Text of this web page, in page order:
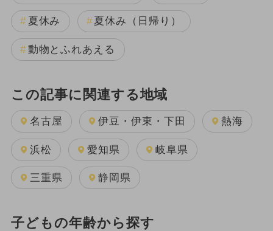
夏休み 夏休み（日帰り）
動物とふれあえる
この記事に関連する地域
名古屋 伊豆・伊東・下田 熱海
浜松 愛知県 岐阜県
三重県 静岡県
子どもの年齢から探す